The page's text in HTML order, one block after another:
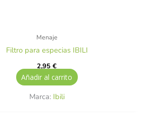
Menaje
Filtro para especias IBILI
2,95€
Añadir al carrito
Marca: Ibili